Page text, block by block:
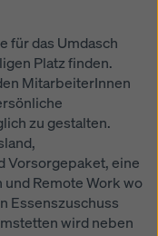
für das Umdasch
Platz finden.
MitarbeiterInnen
zu gestalten.
Vorsorgepaket, eine
Remote Work wo
Essenszuschuss
wird neben